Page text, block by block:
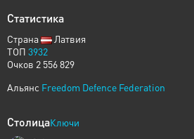
Статистика
Страна
Латвия
ТОП 3932
Очков 2 556 829
Альянс Freedom Defence Federation
СтолицаКлючи